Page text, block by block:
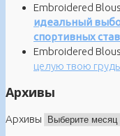
Embroidered
идеальный
спортивных
Embroidered
целую твою грудь
Архивы
Архивы